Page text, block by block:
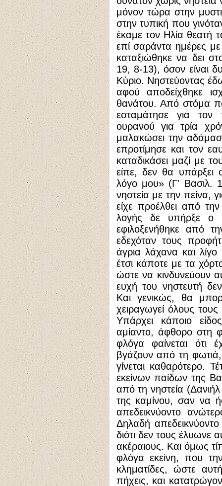
μόνον τώρα στην
στην τυπική που
έκαμε τον Ηλία θεατή
επί σαράντα ημέρες
καταξιώθηκε να δει
19, 8-13), όσον είναι
Κύριο. Νηστεύοντας
αφού αποδείχθηκε
θανάτου. Από στόμα
εσταμάτησε για
ουρανού για τρία
μαλακώσει την
επροτίμησε και τον
καταδικάσει μαζί με
είπε, δεν θα
λόγο μου» (Γ' Βασιλ.
νηστεία με την πείνα,
είχε προέλθει από
λογής δε υπήρξε ο
εφιλοξενήθηκε από
εδεχόταν τους
άγρια λάχανα και
έτσι κάποτε με τα
ώστε να κινδυνεύουν
ευχή του νηστευτή
Και γενικώς, θα
χειραγωγεί όλους
Υπάρχει κάποιο
αμίαντο, άφθορο στη
φλόγα φαίνεται ότι
βγάζουν από τη
γίνεται καθαρότερο.
εκείνων παίδων της
από τη νηστεία
της καμίνου, σαν να
απεδεικνύοντο
Δηλαδή
διότι δεν τους έλυωνε
ακέραιους. Και όμως
φλόγα εκείνη, που
κληματίδες, ώστε
πήχεις, και